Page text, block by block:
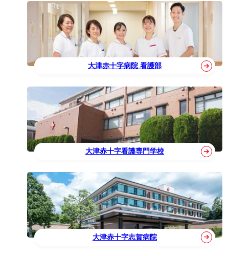
大津赤十字病院 看護部
大津赤十字看護専門学校
大津赤十字志賀病院